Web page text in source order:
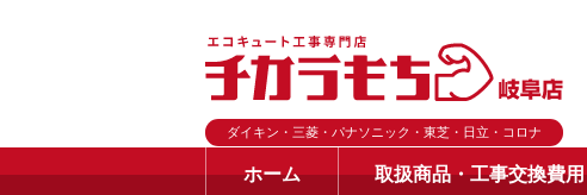
ダイキン・三菱・パナソニック・東芝・日立・コロナ
ホーム 取扱商品・工事交換費用